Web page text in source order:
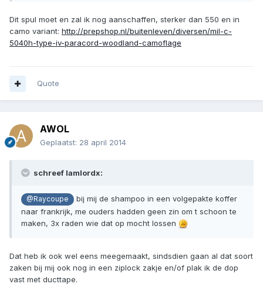
Dit spul moet en zal ik nog aanschaffen, sterker dan 550 en in
camo variant: http://prepshop.nl/buitenleven/diversen/mil-c-
5040h-type-iv-paracord-woodland-camoflage
Quote
AWOL
Geplaatst: 28 april 2014
schreef Iamlordx:
@Raycoupe
bij mij de shampoo in een volgepakte koffer
naar frankrijk, me ouders hadden geen zin om t schoon te
maken, 3x raden wie dat op mocht lossen
Dat heb ik ook wel eens meegemaakt, sindsdien gaan al dat soort
zaken bij mij ook nog in een ziplock zakje en/of plak ik de dop
vast met ducttape.